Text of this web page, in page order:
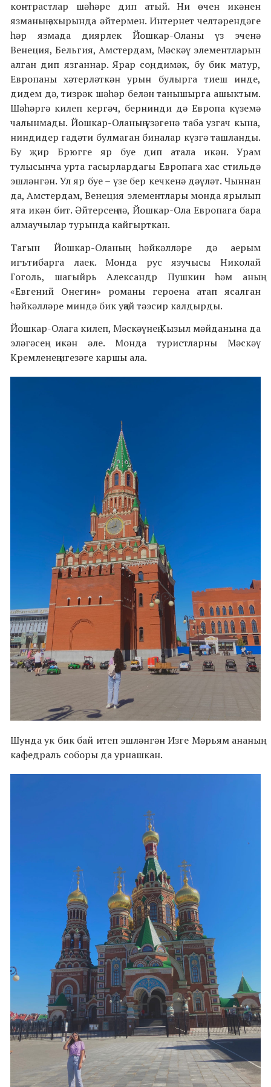
контрастлар шәһәре дип атый. Ни өчен икәнен
язманың ахырында әйтермен. Интернет челтәрендәге
һәр язмада диярлек Йошкар-Оланы үз эченә
Венеция, Бельгия, Амстердам, Мәскәү элементларын
алган дип язганнар. Ярар соң, димәк, бу бик матур,
Европаны хәтерләткән урын булырга тиеш инде,
дидем дә, тизрәк шәһәр белән танышырга ашыктым.
Шәһәргә килеп кергәч, бернинди дә Европа күземә
чалынмады. Йошкар-Оланың үзәгенә таба узгач кына,
ниндидер гадәти булмаган биналар күзгә ташланды.
Бу җир Брюгге яр буе дип атала икән. Урам
тулысынча урта гасырлардагы Европага хас стильдә
эшләнгән. Ул яр буе – үзе бер кечкенә дәүләт. Чыннан
да, Амстердам, Венеция элементлары монда ярылып
ята икән бит. Әйтерсең лә, Йошкар-Ола Европага бара
алмаучылар турында кайгырткан.
Тагын Йошкар-Оланың һәйкәлләре дә аерым
игътибарга лаек. Монда рус язучысы Николай
Гоголь, шагыйрь Александр Пушкин һәм аның
«Евгений Онегин» романы героена атап ясалган
һәйкәлләре миндә бик уңай тәэсир калдырды.
Йошкар-Олага килеп, Мәскәүнең Кызыл мәйданына да
эләгәсең икән әле. Монда туристларны Мәскәү
Кремленең игезәге каршы ала.
Шунда ук бик бай итеп эшләнгән Изге Мәрьям ананың
кафедраль соборы да урнашкан.